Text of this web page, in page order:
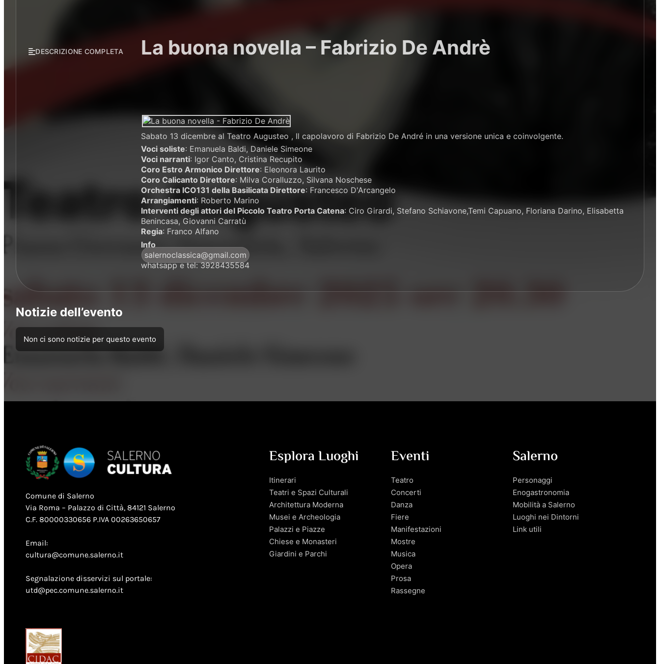
DESCRIZIONE COMPLETA La buona novella – Fabrizio De Andrè
Sabato 13 dicembre al Teatro Augusteo , Il capolavoro di Fabrizio De André in una versione unica e coinvolgente.
Voci soliste: Emanuela Baldi, Daniele Simeone
Voci narranti: Igor Canto, Cristina Recupito
Coro Estro Armonico Direttore: Eleonora Laurito
Coro Calicanto Direttore: Milva Coralluzzo, Silvana Noschese
Orchestra ICO131 della Basilicata Direttore: Francesco D'Arcangelo
Arrangiamenti: Roberto Marino
Interventi degli attori del Piccolo Teatro Porta Catena: Ciro Girardi, Stefano Schiavone,Temi Capuano, Floriana Darino, Elisabetta
Benincasa, Giovanni Carratù
Regia: Franco Alfano
Info
salernoclassica@gmail.com
whatsapp e tel: 3928435584
Notizie dell’evento
Non ci sono notizie per questo evento
Comune di Salerno
Via Roma – Palazzo di Città, 84121 Salerno
C.F. 80000330656 P.IVA 00263650657
Email:
cultura@comune.salerno.it
Segnalazione disservizi sul portale:
utd@pec.comune.salerno.it
Esplora Luoghi
Itinerari
Teatri e Spazi Culturali
Architettura Moderna
Musei e Archeologia
Palazzi e Piazze
Chiese e Monasteri
Giardini e Parchi
Eventi
Teatro
Concerti
Danza
Fiere
Manifestazioni
Mostre
Musica
Opera
Prosa
Rassegne
Salerno
Personaggi
Enogastronomia
Mobilità a Salerno
Luoghi nei Dintorni
Link utili